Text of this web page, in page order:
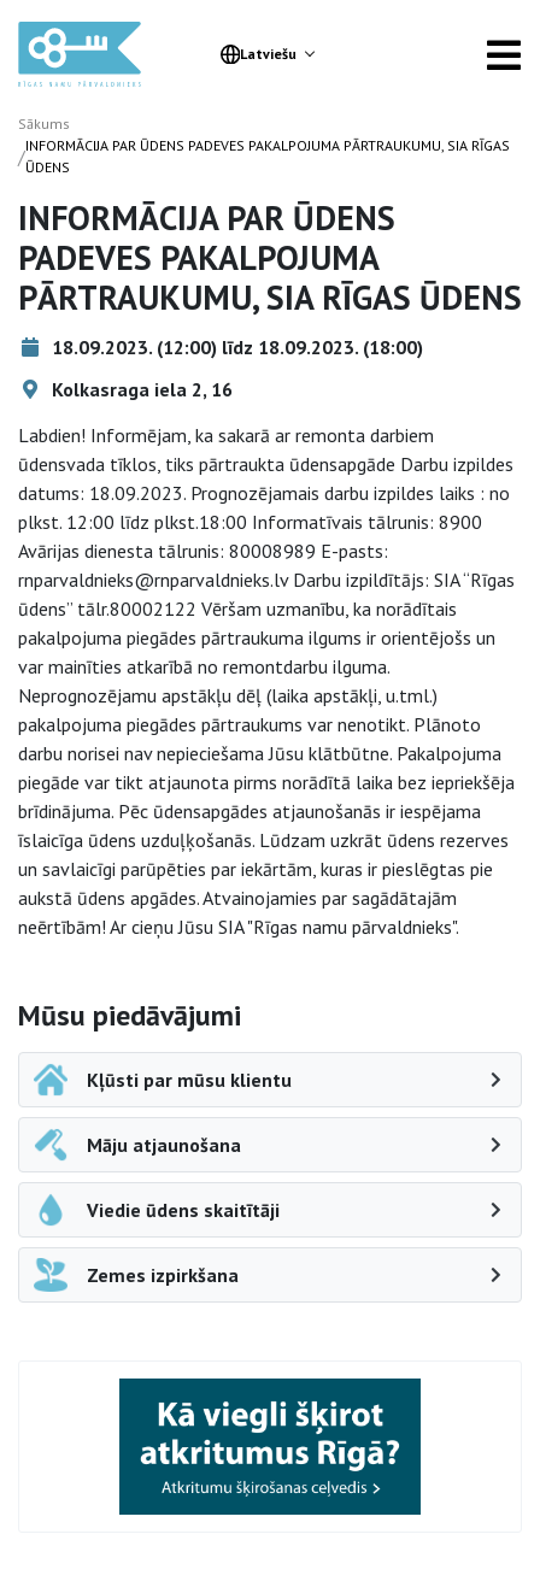
Latviešu
Sākums
/INFORMĀCIJA PAR ŪDENS PADEVES PAKALPOJUMA PĀRTRAUKUMU, SIA RĪGAS
ŪDENS
INFORMĀCIJA PAR ŪDENS
PADEVES PAKALPOJUMA
PĀRTRAUKUMU, SIA RĪGAS ŪDENS
18.09.2023. (12:00) līdz 18.09.2023. (18:00)
Kolkasraga iela 2, 16
Labdien! Informējam, ka sakarā ar remonta darbiem
ūdensvada tīklos, tiks pārtraukta ūdensapgāde Darbu izpildes
datums: 18.09.2023. Prognozējamais darbu izpildes laiks : no
plkst. 12:00 līdz plkst.18:00 Informatīvais tālrunis: 8900
Avārijas dienesta tālrunis: 80008989 E-pasts:
rnparvaldnieks@rnparvaldnieks.lv Darbu izpildītājs: SIA “Rīgas
ūdens” tālr.80002122 Vēršam uzmanību, ka norādītais
pakalpojuma piegādes pārtraukuma ilgums ir orientējošs un
var mainīties atkarībā no remontdarbu ilguma.
Neprognozējamu apstākļu dēļ (laika apstākļi, u.tml.)
pakalpojuma piegādes pārtraukums var nenotikt. Plānoto
darbu norisei nav nepieciešama Jūsu klātbūtne. Pakalpojuma
piegāde var tikt atjaunota pirms norādītā laika bez iepriekšēja
brīdinājuma. Pēc ūdensapgādes atjaunošanās ir iespējama
īslaicīga ūdens uzduļķošanās. Lūdzam uzkrāt ūdens rezerves
un savlaicīgi parūpēties par iekārtām, kuras ir pieslēgtas pie
aukstā ūdens apgādes. Atvainojamies par sagādātajām
neērtībām! Ar cieņu Jūsu SIA "Rīgas namu pārvaldnieks".
Sāna navigācija
Mūsu piedāvājumi
Kļūsti par mūsu klientu
Māju atjaunošana
Viedie ūdens skaitītāji
Zemes izpirkšana